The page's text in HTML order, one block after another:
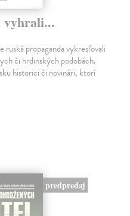
vyhrali...
ruská propaganda vykresľovali
či hrdinských podobách.
historici či novinári, ktorí
predpredaj